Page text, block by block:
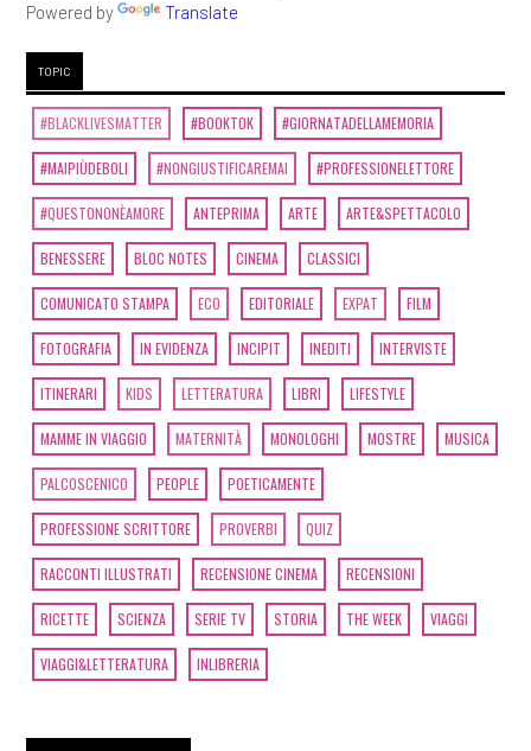
Powered by Translate
TOPIC
#BLACKLIVESMATTER #BOOKTOK #GIORNATADELLAMEMORIA
#MAIPIÙDEBOLI #NONGIUSTIFICAREMAI #PROFESSIONELETTORE
#QUESTONONÈAMORE ANTEPRIMA ARTE ARTE&SPETTACOLO
BENESSERE BLOC NOTES CINEMA CLASSICI
COMUNICATO STAMPA ECO EDITORIALE EXPAT FILM
FOTOGRAFIA IN EVIDENZA INCIPIT INEDITI INTERVISTE
ITINERARI KIDS LETTERATURA LIBRI LIFESTYLE
MAMME IN VIAGGIO MATERNITÀ MONOLOGHI MOSTRE MUSICA
PALCOSCENICO PEOPLE POETICAMENTE
PROFESSIONE SCRITTORE PROVERBI QUIZ
RACCONTI ILLUSTRATI RECENSIONE CINEMA RECENSIONI
RICETTE SCIENZA SERIE TV STORIA THE WEEK VIAGGI
VIAGGI&LETTERATURA INLIBRERIA